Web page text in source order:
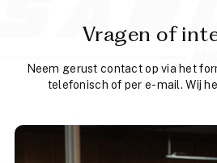
Vragen of
Neem gerust contact op via het
telefonisch of per e-mail. Wij